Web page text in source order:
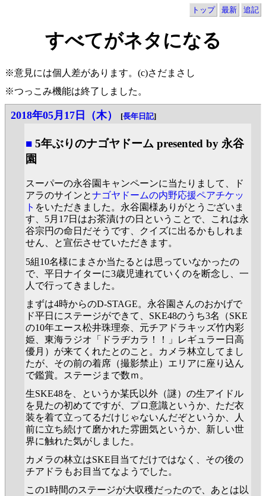
トップ 最新 追記
すべてがネタになる
※意見には個人差があります。(c)さだまさし
※つっこみ機能は終了しました。
2018年05月17日（木） [長年日記]
■ 5年ぶりのナゴヤドーム presented by 永谷
園
スーパーの永谷園キャンペーンに当たりまして、ド
アラのサインとナゴヤドームの内野応援ペアチケッ
ト をいただきました。永谷園様ありがとうございま
す、5月17日はお茶漬けの日ということで、これは永
谷宗円の命日だそうです、クイズに出るかもしれま
せん、と宣伝させていただきます。
5組10名様にまさか当たるとは思っていなかったの
で、平日ナイターに3歳児連れていくのを断念し、一
人で行ってきました。
まずは4時からのD-STAGE。永谷園さんのおかげで
ド平日にステージができて、SKE48のうち3名（SKE
の10年エース松井珠理奈、元チアドラキッズ竹内彩
姫、東海ラジオ「ドラヂカラ！！」レギュラー日高
優月）が来てくれたとのこと。カメラ林立してまし
たが、その前の着席（撮影禁止）エリアに座り込ん
で鑑賞。ステージまで数ｍ。
生SKE48を、というか某氏以外（謎）の生アイドル
を見たの初めてですが、プロ意識というか、ただ衣
装を着て立ってるだけじゃないんだぞというか、人
前に立ち続けて磨かれた雰囲気というか、新しい世
界に触れた気がしました。
カメラの林立はSKE目当てだけではなく、その後の
チアドラもお目当てなようでした。
この1時間のステージが大収穫だったので、あとは以